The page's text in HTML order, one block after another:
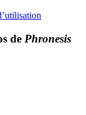
de Phronesis